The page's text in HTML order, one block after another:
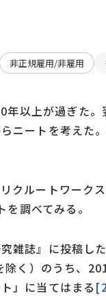
非正規雇用/非雇用
以上が過ぎた
ニートを考えた
ルートワーク
調べてみる。
雑誌』に投稿し
く）のうち、
」に当てはまる